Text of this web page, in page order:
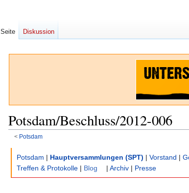
Potsdam/Beschluss/2012-006
< Potsdam
Potsdam | Hauptversammlungen (SPT) | Vorstand |
Treffen & Protokolle | Blog | Archiv | Presse
Seite Diskussion